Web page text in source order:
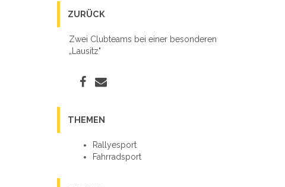
ZURÜCK
Zwei Clubteams bei einer besonderen
„Lausitz"
THEMEN
Rallyesport
Fahrradsport